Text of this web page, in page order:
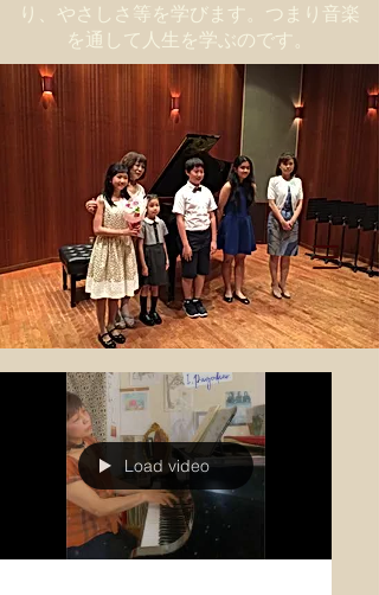
り、やさしさ等を学びます。つまり音楽
を通して人生を学ぶのです。
Load video